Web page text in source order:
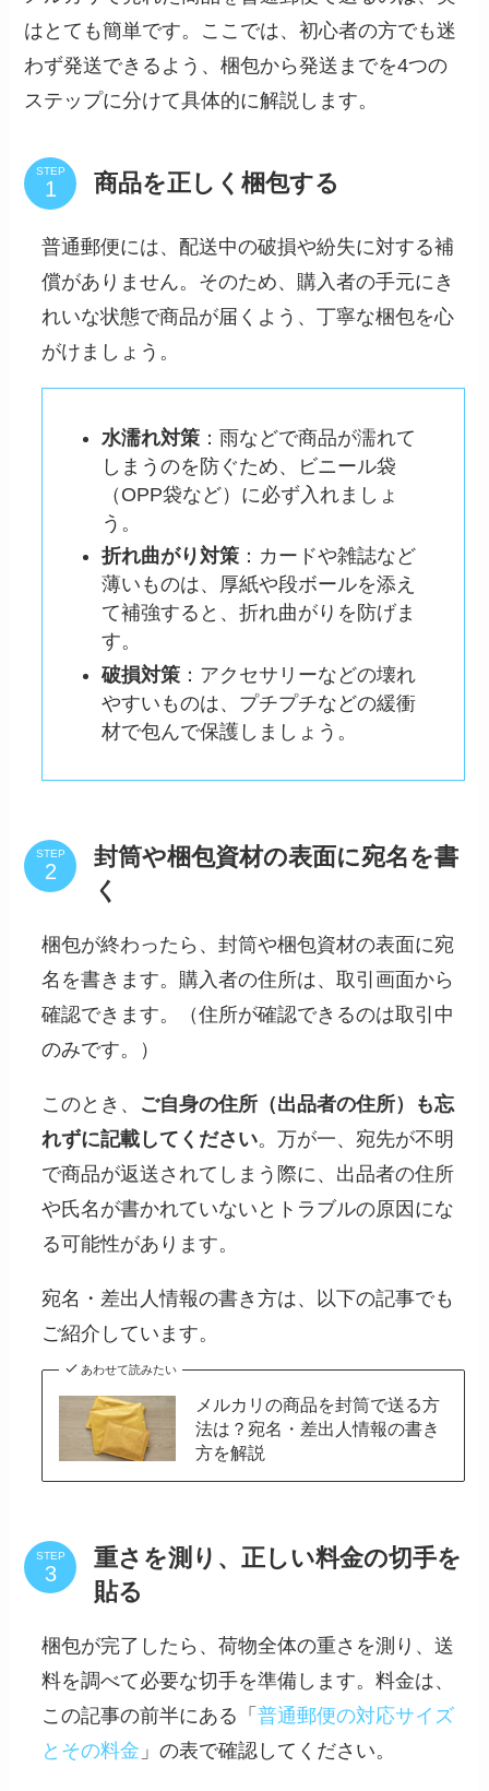
はとても簡単です。ここでは、初心者の方でも迷
わず発送できるよう、梱包から発送までを4つの
ステップに分けて具体的に解説します。
STEP 商品を正しく梱包する
普通郵便には、配送中の破損や紛失に対する補
償がありません。そのため、購入者の手元にき
れいな状態で商品が届くよう、丁寧な梱包を心
がけましょう。
水濡れ対策 ：雨などで商品が濡れて
しまうのを防ぐため、ビニール袋
（OPP袋など）に必ず入れましょ
う。
折れ曲がり対策 ：カードや雑誌など
薄いものは、厚紙や段ボールを添え
て補強すると、折れ曲がりを防げま
す。
破損対策 ：アクセサリーなどの壊れ
やすいものは、プチプチなどの緩衝
材で包んで保護しましょう。
STEP
封筒や梱包資材の表面に宛名を書
く
梱包が終わったら、封筒や梱包資材の表面に宛
名を書きます。購入者の住所は、取引画面から
確認できます。（住所が確認できるのは取引中
のみです。）
このとき、 ご自身の住所（出品者の住所）も忘
れずに記載してください。万が一、宛先が不明
で商品が返送されてしまう際に、出品者の住所
や氏名が書かれていないとトラブルの原因にな
る可能性があります。
宛名・差出人情報の書き方は、以下の記事でも
ご紹介しています。
あわせて読みたい
メルカリの商品を封筒で送る方
法は？宛名・差出人情報の書き
方を解説
STEP
重さを測り、正しい料金の切手を
貼る
梱包が完了したら、荷物全体の重さを測り、送
料を調べて必要な切手を準備します。料金は、
この記事の前半にある「普通郵便の対応サイズ
とその料金 」の表で確認してください。